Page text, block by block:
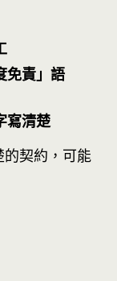
免責」語
寫清楚
契約，可能